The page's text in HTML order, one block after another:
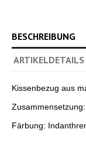
BESCHREIBUNG
ARTIKELDETAILS
Kissenbezug aus
Färbung: